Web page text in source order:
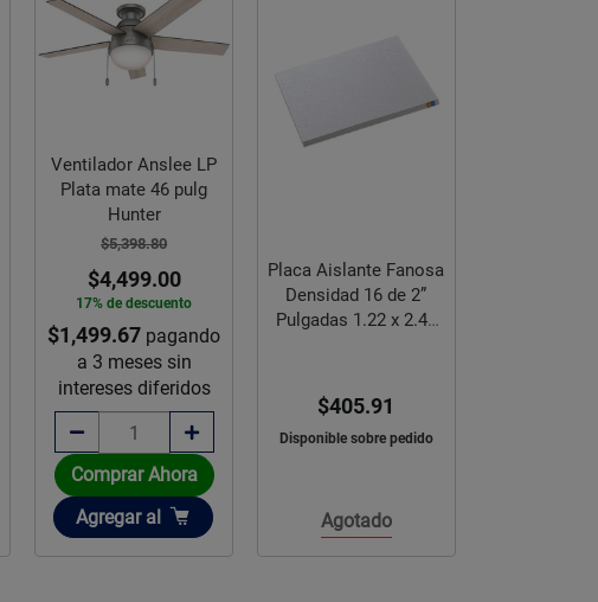
Ventilador Anslee LP
Plata mate 46 pulg
Hunter
$5,398.80
$4,499.00
17% de descuento
$1,499.67 pagando
a 3 meses sin
intereses diferidos
Comprar Ahora
Añadir
Agregar al
Placa Aislante Fanosa
Densidad 16 de 2”
Pulgadas 1.22 x 2.44
$405.91
Disponible sobre pedido
Agotado